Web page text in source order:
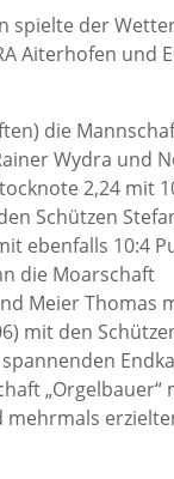
spielte der
Aiterhofen und
die
Wydra und
2,24 mit
Schützen
ebenfalls 10:4
die Moarschaft
Meier Thomas
mit den
„Orgelbauer“